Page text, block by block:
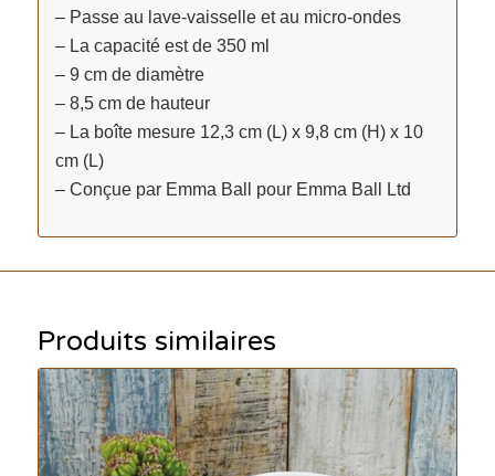
– Passe au lave-vaisselle et au micro-ondes
– La capacité est de 350 ml
– 9 cm de diamètre
– 8,5 cm de hauteur
– La boîte mesure 12,3 cm (L) x 9,8 cm (H) x 10
cm (L)
– Conçue par Emma Ball pour Emma Ball Ltd
Produits similaires